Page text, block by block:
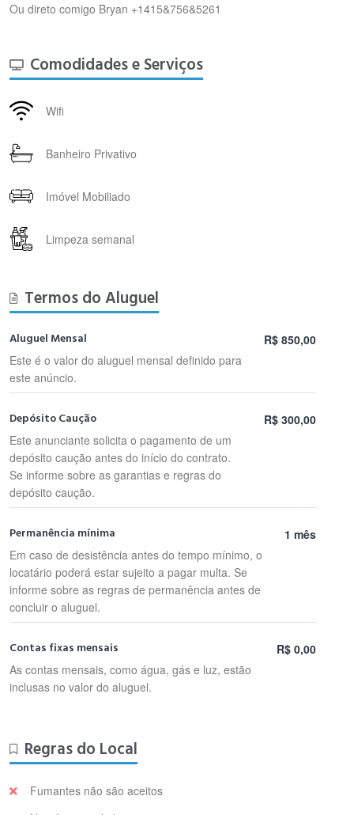
Ou direto comigo Bryan +1415&756&5261
Comodidades e Serviços
Wifi
Banheiro Privativo
Imóvel Mobiliado
Limpeza semanal
Termos do Aluguel
Aluguel Mensal
Este é o valor do aluguel mensal definido para
este anúncio.
R$ 850,00
Depósito Caução
Este anunciante solicita o pagamento de um
depósito caução antes do início do contrato.
Se informe sobre as garantias e regras do
depósito caução.
R$ 300,00
Permanência mínima
Em caso de desistência antes do tempo mínimo, o
locatário poderá estar sujeito a pagar multa. Se
informe sobre as regras de permanência antes de
concluir o aluguel.
1 mês
Contas fixas mensais
As contas mensais, como água, gás e luz, estão
inclusas no valor do aluguel.
R$ 0,00
Regras do Local
Fumantes não são aceitos